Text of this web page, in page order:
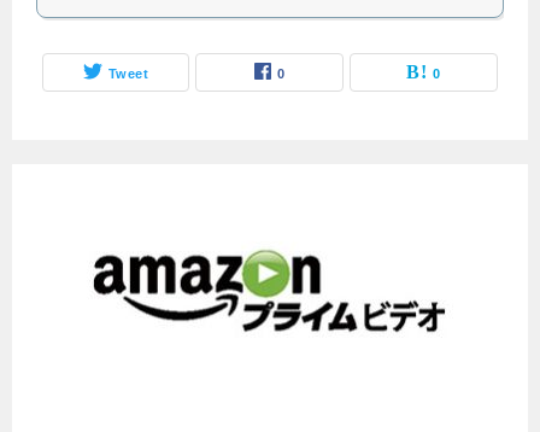
Tweet 0 0